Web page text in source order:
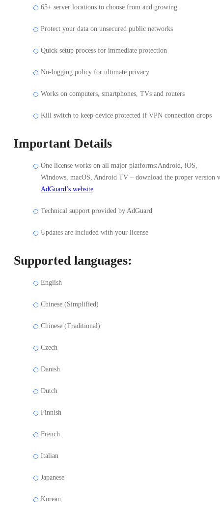
65+ server locations to choose from and growing
Protect your data on unsecured public networks
Quick setup process for immediate protection
No-logging policy for ultimate privacy
Works on computers, smartphones, TVs and routers
Kill switch to keep device protected if VPN connection drops
Important Details
One license works on all major platforms:Android, iOS,
Windows, macOS, Android TV – download the proper version
AdGuard’s website
Technical support provided by AdGuard
Updates are included with your license
Supported languages:
English
Chinese (Simplified)
Chinese (Traditional)
Czech
Danish
Dutch
Finnish
French
Italian
Japanese
Korean